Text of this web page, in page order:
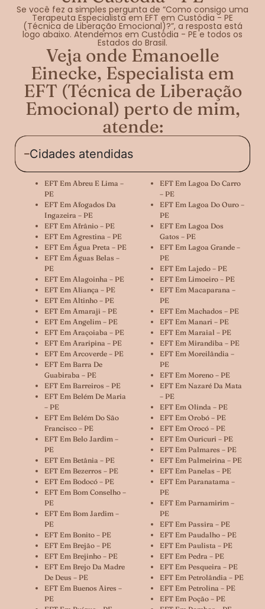
Se você fez a simples pergunta de “Como consigo uma
Terapeuta Especialista em EFT em Custódia - PE
(Técnica de Liberação Emocional)?”, a resposta está
logo abaixo. Atendemos em Custódia - PE e todos os
Estados do Brasil.
Veja onde Emanoelle
Einecke, Especialista em
EFT (Técnica de Liberação
Emocional) perto de mim,
atende:
Cidades atendidas
EFT Em Abreu E Lima –
PE
EFT Em Afogados Da
Ingazeira – PE
EFT Em Afrânio – PE
EFT Em Agrestina – PE
EFT Em Água Preta – PE
EFT Em Águas Belas –
PE
EFT Em Alagoinha – PE
EFT Em Aliança – PE
EFT Em Altinho – PE
EFT Em Amaraji – PE
EFT Em Angelim – PE
EFT Em Araçoiaba – PE
EFT Em Araripina – PE
EFT Em Arcoverde – PE
EFT Em Barra De
Guabiraba – PE
EFT Em Barreiros – PE
EFT Em Belém De Maria
– PE
EFT Em Belém Do São
Francisco – PE
EFT Em Belo Jardim –
PE
EFT Em Betânia – PE
EFT Em Bezerros – PE
EFT Em Bodocó – PE
EFT Em Bom Conselho –
PE
EFT Em Bom Jardim –
PE
EFT Em Bonito – PE
EFT Em Brejão – PE
EFT Em Brejinho – PE
EFT Em Brejo Da Madre
De Deus – PE
EFT Em Buenos Aires –
PE
EFT Em Lagoa Do Carro
– PE
EFT Em Lagoa Do Ouro –
PE
EFT Em Lagoa Dos
Gatos – PE
EFT Em Lagoa Grande –
PE
EFT Em Lajedo – PE
EFT Em Limoeiro – PE
EFT Em Macaparana –
PE
EFT Em Machados – PE
EFT Em Manari – PE
EFT Em Maraial – PE
EFT Em Mirandiba – PE
EFT Em Moreilândia –
PE
EFT Em Moreno – PE
EFT Em Nazaré Da Mata
– PE
EFT Em Olinda – PE
EFT Em Orobó – PE
EFT Em Orocó – PE
EFT Em Ouricuri – PE
EFT Em Palmares – PE
EFT Em Palmeirina – PE
EFT Em Panelas – PE
EFT Em Paranatama –
PE
EFT Em Parnamirim –
PE
EFT Em Passira – PE
EFT Em Paudalho – PE
EFT Em Paulista – PE
EFT Em Pedra – PE
EFT Em Pesqueira – PE
EFT Em Petrolândia – PE
EFT Em Petrolina – PE
EFT Em Poção – PE